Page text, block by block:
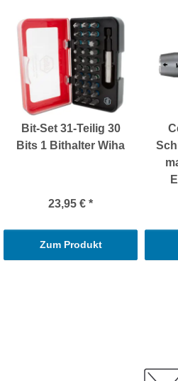
Bit-Set 31-Teilig 30
Bits 1 Bithalter Wiha
23,95 € *
Zum Produkt